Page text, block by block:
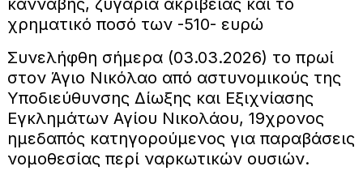
κάνναβης, ζυγαριά ακριβείας και το
χρηματικό ποσό των -510- ευρώ
Συνελήφθη σήμερα (03.03.2026) το πρωί
στον Άγιο Νικόλαο από αστυνομικούς της
Υποδιεύθυνσης Δίωξης και Εξιχνίασης
Εγκλημάτων Αγίου Νικολάου, 19χρονος
ημεδαπός κατηγορούμενος για παραβάσεις
νομοθεσίας περί ναρκωτικών ουσιών.